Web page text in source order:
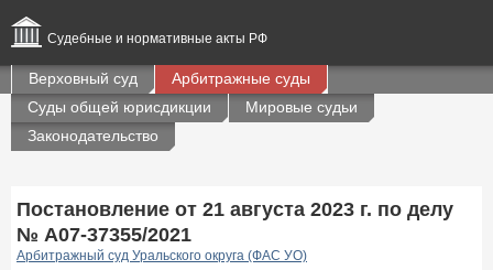
Судебные и нормативные акты РФ
Верховный суд
Арбитражные суды
Суды общей юрисдикции
Мировые судьи
Законодательство
Постановление от 21 августа 2023 г. по делу
№ А07-37355/2021
Арбитражный суд Уральского округа (ФАС УО)